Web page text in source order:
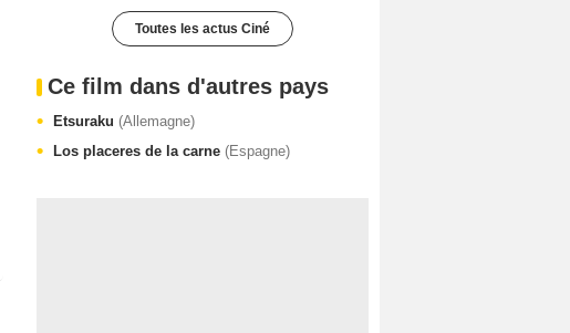
Toutes les actus Ciné
Ce film dans d'autres pays
Etsuraku (Allemagne)
Los placeres de la carne (Espagne)